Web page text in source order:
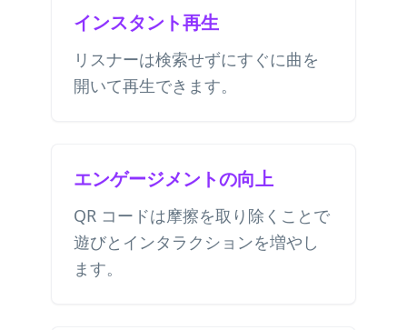
インスタント再生
リスナーは検索せずにすぐに曲を
開いて再生できます。
エンゲージメントの向上
QR コードは摩擦を取り除くことで
遊びとインタラクションを増やし
ます。